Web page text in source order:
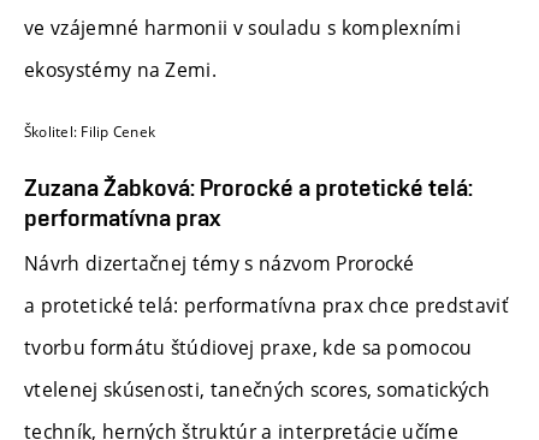
ve vzájemné harmonii v souladu s komplexními
ekosystémy na Zemi.
Školitel: Filip Cenek
Zuzana Žabková: Prorocké a protetické telá:
performatívna prax
Návrh dizertačnej témy s názvom Prorocké
a protetické telá: performatívna prax chce predstaviť
tvorbu formátu štúdiovej praxe, kde sa pomocou
vtelenej skúsenosti, tanečných scores, somatických
techník, herných štruktúr a interpretácie učíme